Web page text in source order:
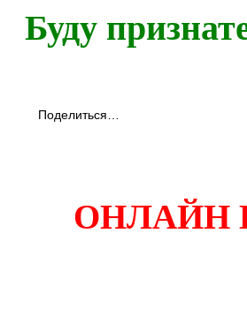
Буду
Поделиться…
ОНЛАЙН